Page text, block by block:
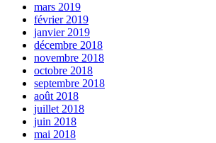
mars 2019
février 2019
janvier 2019
décembre 2018
novembre 2018
octobre 2018
septembre 2018
août 2018
juillet 2018
juin 2018
mai 2018